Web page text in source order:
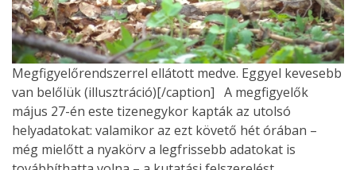
Megfigyelőrendszerrel ellátott medve. Eggyel kevesebb
van belőlük (illusztráció)[/caption] A megfigyelők
május 27-én este tizenegykor kapták az utolsó
helyadatokat: valamikor az ezt követő hét órában –
még mielőtt a nyakörv a legfrissebb adatokat is